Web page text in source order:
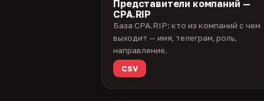
Представители компаний —
CPA.RIP
База CPA.RIP: кто из компаний с чем
выходит — имя, телеграм, роль,
направление.
CSV